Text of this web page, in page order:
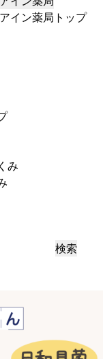
イン薬局トップ
み
検索